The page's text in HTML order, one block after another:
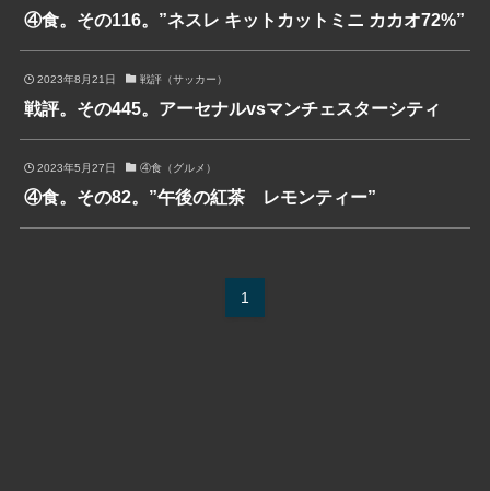
④食。その116。”ネスレ キットカットミニ カカオ72%”
2023年8月21日 戦評（サッカー）
戦評。その445。アーセナルvsマンチェスターシティ
2023年5月27日 ④食（グルメ）
④食。その82。”午後の紅茶 レモンティー”
1